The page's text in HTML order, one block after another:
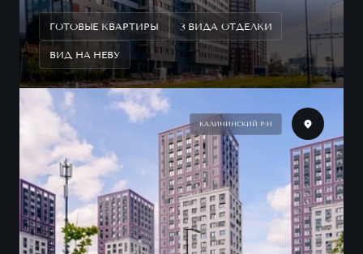
ГОТОВЫЕ КВАРТИРЫ 3 ВИДА ОТДЕЛКИ
ВИД НА НЕВУ
КАЛИНИНСКИЙ Р-Н